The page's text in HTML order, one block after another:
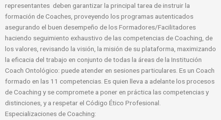
representantes deben garantizar la principal tarea de instruir la
formación de Coaches, proveyendo los programas autenticados
asegurando el buen desempeño de los Formadores/Facilitadores
haciendo seguimiento exhaustivo de las competencias de Coaching, de
los valores, revisando la visión, la misión de su plataforma, maximizando
la eficacia del trabajo en conjunto de todas la áreas de la Institución
Coach Ontológico: puede atender en sesiones particulares. Es un Coach
formado en las 11 competencias. Es quien lleva a adelante los procesos
de Coaching y se compromete a poner en práctica las competencias y
distinciones, y a respetar el Código Ético Profesional.
Especializaciones de Coaching: